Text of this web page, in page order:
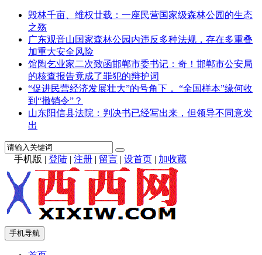
毁林千亩、维权廿载：一座民营国家级森林公园的生态
之殇
广东观音山国家森林公园内违反多种法规，存在多重叠
加重大安全风险
馆陶乞业家二次致函邯郸市委书记：奇！邯郸市公安局
的核查报告竟成了罪犯的辩护词
“促进民营经济发展壮大”的号角下， “全国样本”缘何收
到“撤销令”？
山东阳信县法院：判决书已经写出来，但领导不同意发
出
手机版 | 登陆 | 注册 | 留言 | 设首页 | 加收藏
手机导航